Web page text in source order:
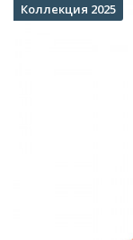
Коллекция 2025